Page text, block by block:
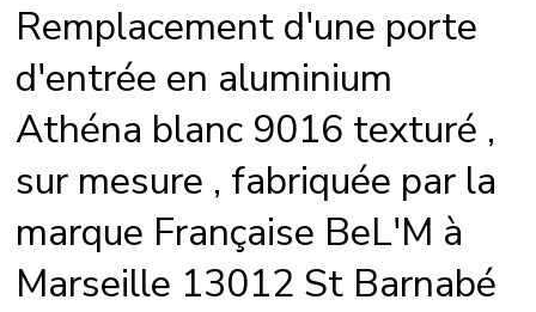
Remplacement d'une porte
d'entrée en aluminium
Athéna blanc 9016 texturé ,
sur mesure , fabriquée par la
marque Française BeL'M à
Marseille 13012 St Barnabé